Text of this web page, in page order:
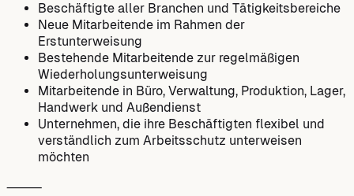
Beschäftigte aller Branchen und Tätigkeitsbereiche
Neue Mitarbeitende im Rahmen der
Erstunterweisung
Bestehende Mitarbeitende zur regelmäßigen
Wiederholungsunterweisung
Mitarbeitende in Büro, Verwaltung, Produktion, Lager,
Handwerk und Außendienst
Unternehmen, die ihre Beschäftigten flexibel und
verständlich zum Arbeitsschutz unterweisen
möchten
⸻